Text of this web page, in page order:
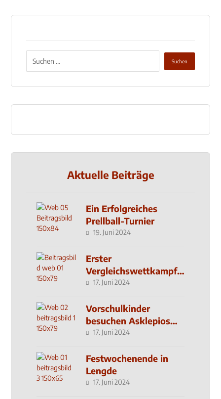
Aktuelle Beiträge
Ein Erfolgreiches
Prellball-Turnier
19. Juni 2024
Erster
Vergleichswettkampf
seit 2019
17. Juni 2024
Vorschulkinder
besuchen Asklepios
Klinik
17. Juni 2024
Festwochenende in
Lengde
17. Juni 2024